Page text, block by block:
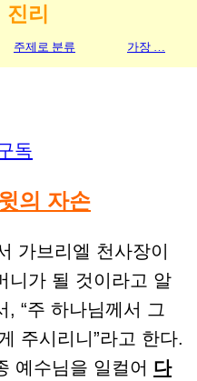
리
주제로 분류 가장 …
독
의 자손
가브리엘 천사장이
니가 될 것이라고 알
, “주 하나님께서 그
주시리니”라고 한다.
예수님을 일컬어 다